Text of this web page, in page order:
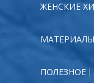
ЖЕНСКИЕ
МАТЕРИАЛЫ
ПОЛЕЗНОЕ